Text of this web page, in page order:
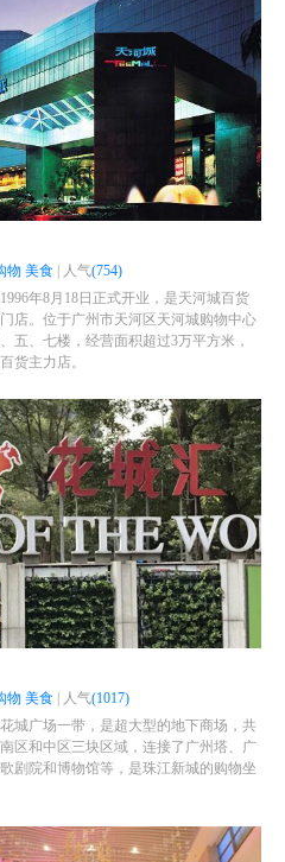
物 美食 人气(754)
年8月18日正式开业，是天河城百货
店。位于广州市天河区天河城购物中心
五、七楼，经营面积超过3万平方米，
货主力店。
物 美食 人气(1017)
城广场一带，是超大型的地下商场，共
区和中区三块区域，连接了广州塔、广
剧院和博物馆等，是珠江新城的购物坐